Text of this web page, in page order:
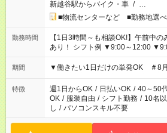
新越谷駅からバイク・車 / …
■物流センターなど ■勤務地選
勤務時間
【1日3時間～も相談OK!】午前中
あり！ シフト例 ▼9:00～12:00 ▼9:00～17:00 ▼10:00～19:00
▼18:00～21:00
期間 ▼働きたい1日だけの単発OK ＃8
特徴 週1日からOK / 日払いOK / 40～50
OK / 服装自由 / シフト勤務 / 10名
し / パソコンスキル不要